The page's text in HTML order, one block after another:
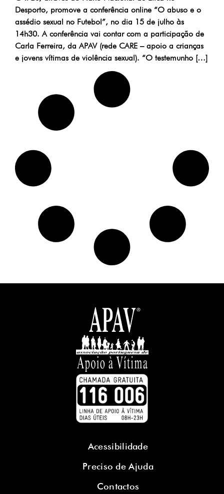
Desporto, promove a conferência online “O abuso e o
assédio sexual no Futebol”, no dia 15 de julho às
14h30. A conferência vai contar com a participação de
Carla Ferreira, da APAV (rede CARE – apoio a crianças
e jovens vítimas de violência sexual). “O testemunho […]
Acessibilidade
Preciso de Ajuda
Contactos